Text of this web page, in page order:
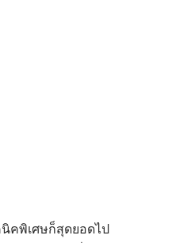
คพิเศษก็สุดยอดไป